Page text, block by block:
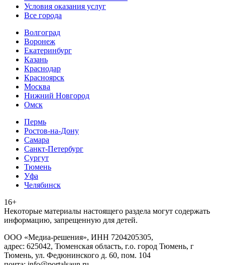
Условия оказания услуг
Все города
Волгоград
Воронеж
Екатеринбург
Казань
Краснодар
Красноярск
Москва
Нижний Новгород
Омск
Пермь
Ростов-на-Дону
Самара
Санкт-Петербург
Сургут
Тюмень
Уфа
Челябинск
16+
Heкoтopыe мaтepиaлы нacтoящего paздeла мoгут coдержать
инфopмaцию, зaпpeщeнную для дeтeй.
ООО «Медиа-решения», ИНН 7204205305,
адрес: 625042, Тюменская область, г.о. город Тюмень, г
Тюмень, ул. Федюнинского д. 60, пом. 104